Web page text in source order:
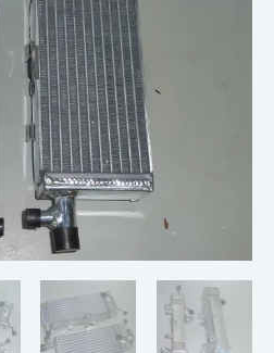
prix :
€ 115,00
à
€ 179,00